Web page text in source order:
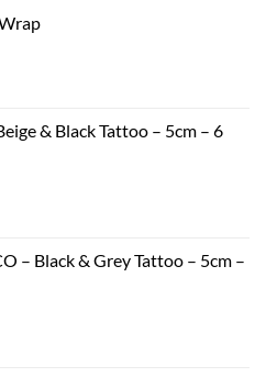
& Black Tattoo – 5cm – 6
– Black & Grey Tattoo – 5cm –